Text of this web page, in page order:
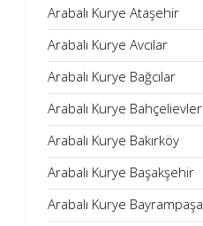
Arabalı Kurye Ataşehir
Arabalı Kurye Avcılar
Arabalı Kurye Bağcılar
Arabalı Kurye Bahçelievler
Arabalı Kurye Bakırköy
Arabalı Kurye Başakşehir
Arabalı Kurye Bayrampaşa